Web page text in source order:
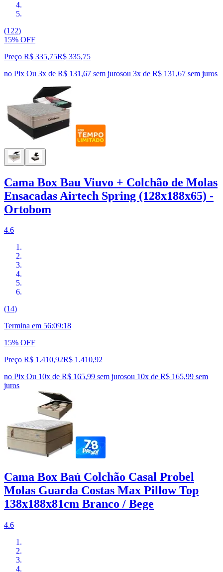
(122)
15% OFF
Preço R$ 335,75R$ 335,75
no Pix Ou 3x de R$ 131,67 sem jurosou 3x de R$ 131,67 sem juros
Cama Box Bau Viuvo + Colchão de Molas
Ensacadas Airtech Spring (128x188x65) -
Ortobom
4.6
(14)
Termina em 56:09:17
15% OFF
Preço R$ 1.410,92R$ 1.410,92
no Pix Ou 10x de R$ 165,99 sem jurosou 10x de R$ 165,99 sem
juros
Cama Box Baú Colchão Casal Probel
Molas Guarda Costas Max Pillow Top
138x188x81cm Branco / Bege
4.6